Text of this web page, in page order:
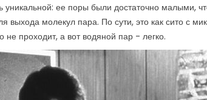
ее поры были достаточно малыми,
молекул пара. По сути, это как сито с
не проходит, а вот водяной пар - легко.